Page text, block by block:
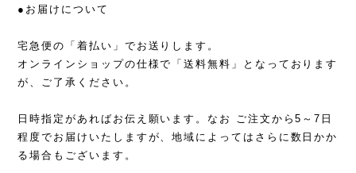
●お届けについて
宅急便の「着払い」でお送りします。
オンラインショップの仕様で「送料無料」となっております
が、ご了承ください。
日時指定があればお伝え願います。なお ご注文から5～7日
程度でお届けいたしますが、地域によってはさらに数日かか
る場合もございます。